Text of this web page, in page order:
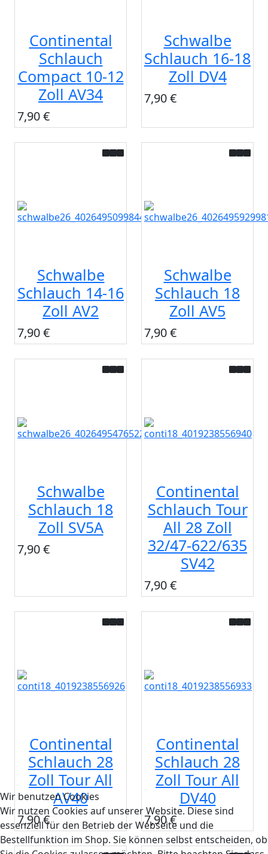
Continental
Schlauch
Compact 10-12
Zoll AV34
7,90 €
Schwalbe
Schlauch 16-18
Zoll DV4
7,90 €
Schwalbe
Schlauch 14-16
Zoll AV2
7,90 €
Schwalbe
Schlauch 18
Zoll AV5
7,90 €
Schwalbe
Schlauch 18
Zoll SV5A
7,90 €
Continental
Schlauch Tour
All 28 Zoll
32/47-622/635
SV42
7,90 €
Continental
Schlauch 28
Zoll Tour All
AV40
7,90 €
Continental
Schlauch 28
Zoll Tour All
DV40
7,90 €
Wir benutzen Cookies
Wir nutzen Cookies auf unserer Website. Diese sind
essenziell für den Betrieb der Webseite und die
Bestellfunktion im Shop. Sie können selbst entscheiden, ob